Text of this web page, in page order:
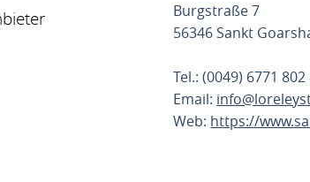
Burgstraße 7
56346 Sankt
Tel.: (0049) 6771 802
Email:
Web: https://